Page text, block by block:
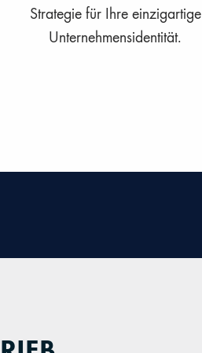
Strategie für Ihre einzigartige
Unternehmensidentität.